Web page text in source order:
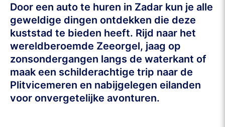
Door een auto te huren in Zadar kun je alle
geweldige dingen ontdekken die deze
kuststad te bieden heeft. Rijd naar het
wereldberoemde Zeeorgel, jaag op
zonsondergangen langs de waterkant of
maak een schilderachtige trip naar de
Plitvicemeren en nabijgelegen eilanden
voor onvergetelijke avonturen.